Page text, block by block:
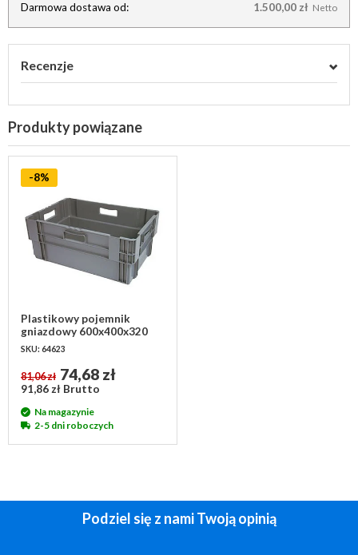
Darmowa dostawa od: 1.500,00 zł Netto
Recenzje
Produkty powiązane
-8%
Plastikowy pojemnik
gniazdowy 600x400x320
mm - sztaplowany
SKU: 64623
81,06 zł 74,68 zł
91,86 zł Brutto
Na magazynie
2-5 dni roboczych
Podziel się z nami Twoją opinią